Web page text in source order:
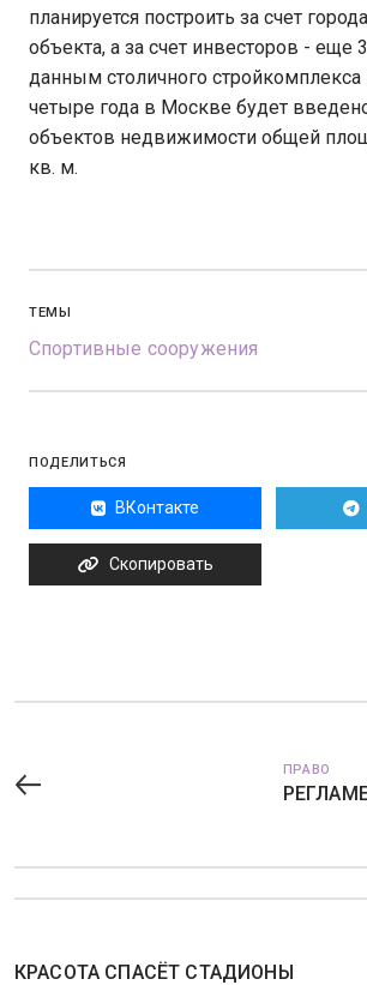
планируется построить за счет
объекта, а за счет инвесторов - еще
данным столичного
четыре года в Москве будет
объектов недвижимости общей
кв. м.
ТЕМЫ
Спортивные сооружения
ПОДЕЛИТЬСЯ
ВКонтакте
Скопировать
ПРАВО
КРАСОТА СПАСЁТ СТАДИОНЫ